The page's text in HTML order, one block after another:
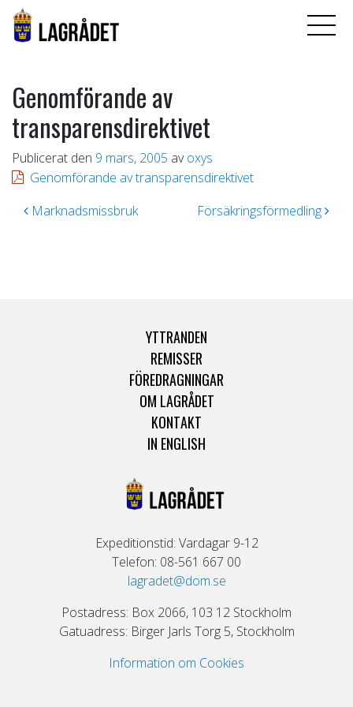
Genomförande av
transparensdirektivet
Publicerat den 9 mars, 2005 av oxys
Genomförande av transparensdirektivet
Inläggsnavigering
Marknadsmissbruk Försäkringsförmedling
YTTRANDEN
REMISSER
FÖREDRAGNINGAR
OM LAGRÅDET
KONTAKT
IN ENGLISH
Expeditionstid: Vardagar 9-12
Telefon: 08-561 667 00
lagradet@dom.se
Postadress: Box 2066, 103 12 Stockholm
Gatuadress: Birger Jarls Torg 5, Stockholm
Information om Cookies